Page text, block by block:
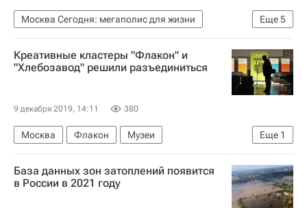
Еще5
Москва Сегодня: мегаполис для жизни
Россети Московский регион
Городское хозяйство Москвы
Москва
LG Electronics
Креативные кластеры "Флакон" и
"Хлебозавод" решили разъединиться
9 декабря 2019, 14:11 380
Еще 1
Москва Флакон
Музеи
Городская среда
База данных зон затоплений появится
в России в 2021 году